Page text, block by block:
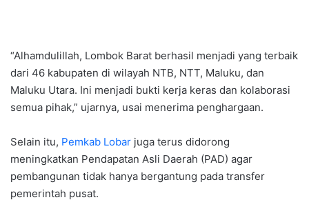
“Alhamdulillah, Lombok Barat berhasil menjadi yang terbaik
dari 46 kabupaten di wilayah NTB, NTT, Maluku, dan
Maluku Utara. Ini menjadi bukti kerja keras dan kolaborasi
semua pihak,” ujarnya, usai menerima penghargaan.
Selain itu, Pemkab Lobar juga terus didorong
meningkatkan Pendapatan Asli Daerah (PAD) agar
pembangunan tidak hanya bergantung pada transfer
pemerintah pusat.